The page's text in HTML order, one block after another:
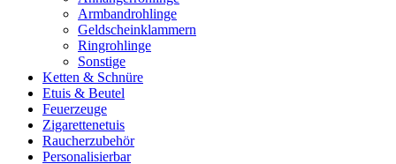
Armbandrohlinge
Geldscheinklammern
Ringrohlinge
Sonstige
Ketten & Schnüre
Etuis & Beutel
Feuerzeuge
Zigarettenetuis
Raucherzubehör
Personalisierbar